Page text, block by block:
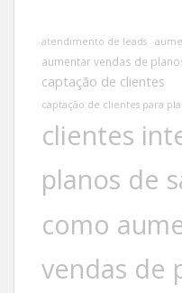
atendimento de leads
aumentar vendas de
captação de clientes
captação de clientes para
clientes
planos de
como
vendas de